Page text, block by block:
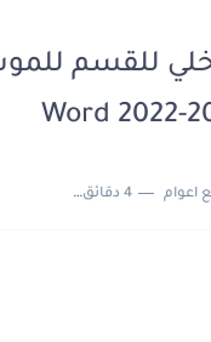
للقسم
اعوام 4 دقائق للقراءة